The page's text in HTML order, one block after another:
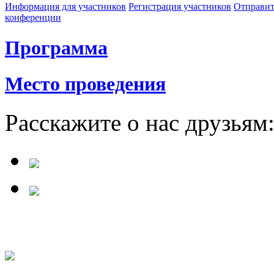
Информация для участников Регистрация участников
конференции
Программа
Место проведения
Расскажите о нас друзьям: